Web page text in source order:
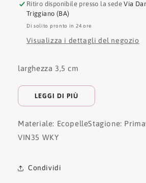
Ritiro disponibile presso la sedeVia
Triggiano (BA)
Di solito pronto in 24 ore
Visualizza i dettagli del negozio
larghezza 3,5 cm
LEGGI DI PIÙ
Materiale: EcopelleStagione:
VIN35 WKY
Condividi